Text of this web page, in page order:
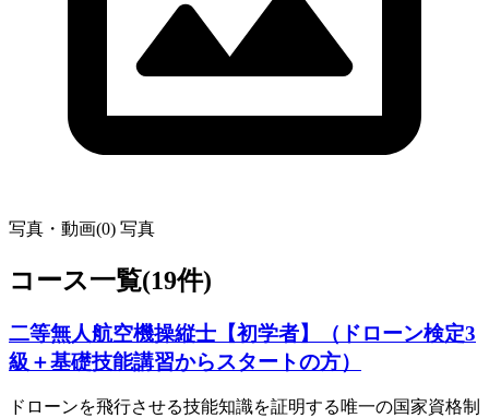
写真・動画(0) 写真
コース一覧(19件)
二等無人航空機操縦士【初学者】（ドローン検定3
級＋基礎技能講習からスタートの方）
ドローンを飛行させる技能知識を証明する唯一の国家資格制